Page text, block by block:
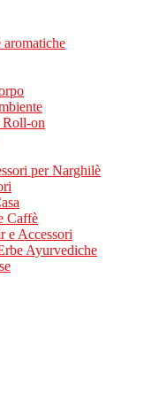
on
per Narghilè
Caffè
e Accessori
Ayurvediche